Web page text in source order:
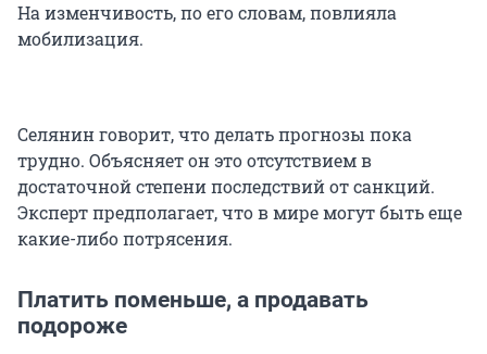
На изменчивость, по его словам, повлияла
мобилизация.
Селянин говорит, что делать прогнозы пока
трудно. Объясняет он это отсутствием в
достаточной степени последствий от санкций.
Эксперт предполагает, что в мире могут быть еще
какие-либо потрясения.
Платить поменьше, а продавать
подороже